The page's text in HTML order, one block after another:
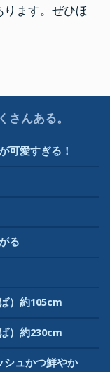
ます。ぜひほ
さんある。
可愛すぎる！
る
）約105cm
）約230cm
シュかつ鮮やか